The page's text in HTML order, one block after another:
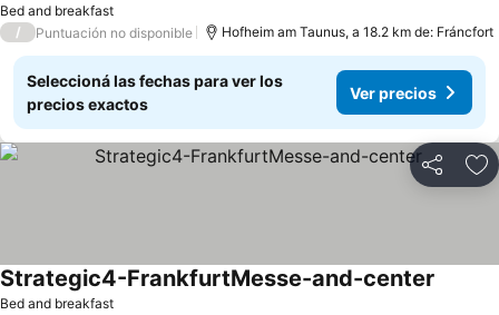
Bed and breakfast
/ Puntuación no disponible Hofheim am Taunus, a 18.2 km de: Fráncfort
Seleccioná las fechas para ver los
precios exactos
Ver precios
Compartir
Bed and breakfast
Strategic4-FrankfurtMesse-and-center